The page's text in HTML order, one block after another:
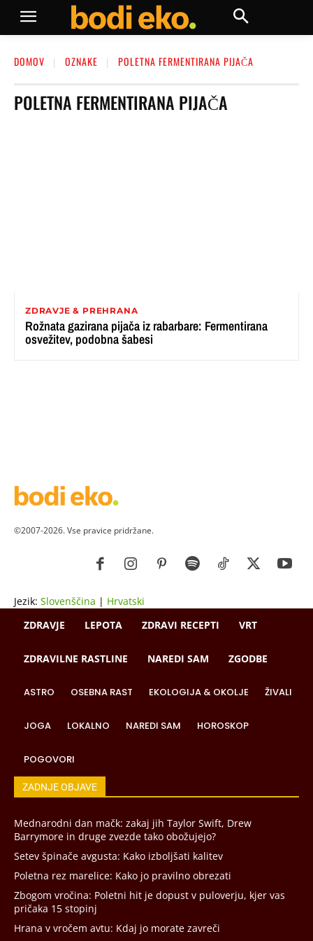
DOMOV OZNAKE POLETNA FERMENTIRANA PIJAČA
POLETNA FERMENTIRANA PIJAČA
ZDRAVJE & PREHRANA
Rožnata gazirana pijača iz rabarbare: Fermentirana
osvežitev, podobna šabesi
©2007-2026. Vse pravice pridržane.
Jezik: Slovenščina | Hrvatski
ZDRAVJE
LEPOTA ZDRAVI RECEPTI VRT
ZDRAVILNE RASTLINE NAREDI SAM ZGODBE
ASTRO OSEBNA RAST EKOLOGIJA & OKOLJE ŽIVALI
JOGA LOKALNO NAREDI SAM HOROSKOP
POGOVORI
ZADNJE OBJAVE
Mednarodni dan mačk: zakaj jih Taylor Swift, Drew
Barrymore in druge zvezde tako obožujejo?
Setev špinače avgusta: Kako izboljšati kalitev
Poletna rez marelice: Kako jo pravilno obrezati
Zbogom vročina: Poletni hit je dopust v puloverju, kjer vas
pričaka 15 stopinj
Hrana v vročem avtu: Kdaj jo morate zavreči